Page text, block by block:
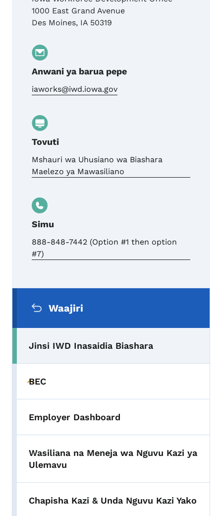
1000 East Grand Avenue
Des Moines, IA 50319
Anwani ya barua pepe
iaworks@iwd.iowa.gov
Tovuti
Mshauri wa Uhusiano wa Biashara
Maelezo ya Mawasiliano
Simu
888-848-7442 (Option #1 then option
#7)
Waajiri
Jinsi IWD Inasaidia Biashara
Toggle submenu
BEC
Employer Dashboard
Wasiliana na Meneja wa Nguvu Kazi ya
Ulemavu
Chapisha Kazi & Unda Nguvu Kazi Yako